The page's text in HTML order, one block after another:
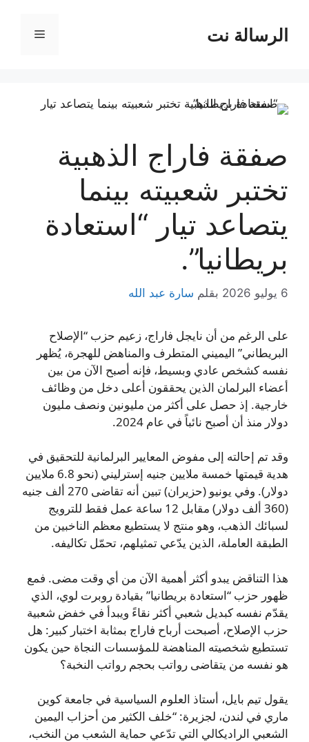
المحتوىالرسالة نت القائمة
صفقة فاراج الذهبية
تختبر شعبيته بينما
يتصاعد تيار “استعادة
بريطانيا”.
6 يوليو 2026 بقلم سارة عبد الله
على الرغم من أن نايجل فاراج، زعيم حزب “الإصلاح
البريطاني” اليميني المتطرف والمناهض للهجرة، يُظهر
نفسه كشخص عادي وبسيط، فإنه أصبح الآن من بين
أعضاء البرلمان الذين يحققون أعلى دخل من وظائف
خارجية. إذ حصل على أكثر من مليونين ونصف مليون
دولار منذ أن أصبح نائباً في عام 2024.
وقد تم إحالته إلى مفوض المعايير البرلمانية للتحقيق في
هدية قيمتها خمسة ملايين جنيه إسترليني (نحو 6.8 ملايين
دولار). وفي يونيو (حزيران) تبين أنه تقاضى 270 ألف جنيه
(360 ألف دولار) مقابل 12 ساعة عمل فقط للترويج
لسبائك الذهب، وهو منتج لا يستطيع معظم الناخبين من
الطبقة العاملة، الذين يدّعي تمثيلهم، تحمّل تكاليفه.
هذا التناقض يبدو أكثر أهمية الآن من أي وقت مضى. فمع
ظهور حزب “استعادة بريطانيا” بقيادة روبرت لوي، الذي
يقدّم نفسه كبديل شعبي أكثر نقاءً ويبدأ في خفض شعبية
حزب الإصلاح، أصبحت أرباح فاراج بمثابة اختبار كبير: هل
تستطيع شخصيته المناهضة للمؤسسات النجاة حين يكون
هو نفسه من يتقاضى رواتب بحجم رواتب النخبة؟
يقول تيم بايل، أستاذ العلوم السياسية في جامعة كوين
ماري في لندن، لجزيرة: “خلف الكثير من أحزاب اليمين
الشعبي الراديكالي التي تدّعي حماية الشعب من النخب،